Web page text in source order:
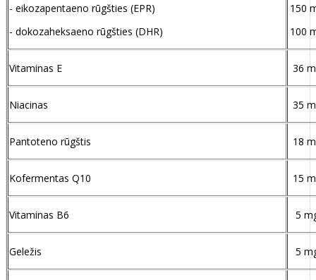
- eikozapentaeno rūgšties (EPR)
- dokozaheksaeno rūgšties (DHR)
150
100
Vitaminas E 36
Niacinas 35
Pantoteno rūgštis 18
Kofermentas Q10 15
Vitaminas B6 5
Geležis 5